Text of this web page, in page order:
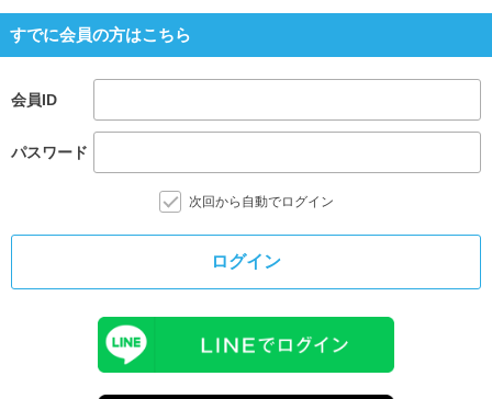
すでに会員の方はこちら
会員ID
パスワード
次回から自動でログイン
ログイン